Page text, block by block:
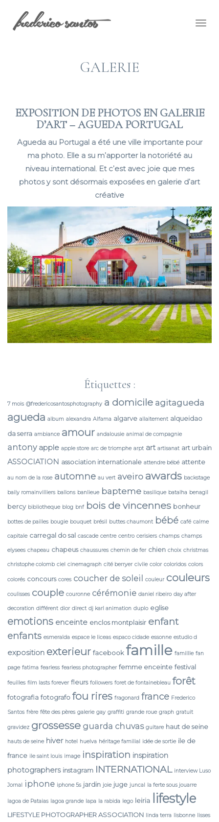
GALERIE
EXPOSITION DE PHOTOS EN GALERIE
D’ART – AGUEDA PORTUGAL
Agueda au Portugal a été une ville importante pour
ma photo. Elle a su m’apporter la notoriété au
niveau international. Et c’est avec joie que mes
photos y sont désormais exposées en galerie d’art
créative
Étiquettes :
7 mois @fredericosantosphotography a domicile agitagueda
agueda album alexandra Alfama algarve allaitement alqueidao
da serra ambiance amour andalousie animal de compagnie
antony apple apple store arc de triomphe arpt art artisanat art urbain
ASSOCIATION association internationale attendre bébé attente
au nom de la rose automne au vert aveiro awards backstage
baily romainvilliers ballons banlieue bapteme basilique batalha benagil
bercy bibliotheque blog bnf bois de vincennes bonheur
bottes de pailles bougie bouquet brésil buttes chaumont bébé café calme
capitale carregal do sal cascade centre centro cerisiers champs champs
elysees chapeau chapeus chaussures chemin de fer chien choix christmas
christophe colomb ciel cinemagraph cité berryer civile color coloridos colors
colorés concours cores coucher de soleil couleur couleurs
coulisses couple couronne cérémonie daniel ribeiro day after
decoration différent dior direct dj karl animation duplo eglise
emotions enceinte enclos montplaisir enfant
enfants esmeralda espace le liceas espaco cidade essonne estudio d
exposition exterieur facebook famille famillle fan
page fatima fearless fearless photographer femme enceinte festival
feuilles film lasts forever fleurs followers foret de fontainebleau forêt
fotografia fotografo fou rires fragonard france Frederico
Santos frère fête des pères galerie gay graffiti grande roue graph gratuit
gravidez grossesse guarda chuvas guitare haut de seine
hauts de seine hiver hotel huelva héritage familial idée de sortie ile de
france ile saint louis image inspiration inspiration
photographers instagram INTERNATIONAL interview Luso
Jornal iphone iphone 5s jardin joie juge juncal la ferte sous jouarre
lagoa de Pataias lagoa grande lapa la rabida lego leiria lifestyle
LIFESTYLE PHOTOGRAPHER ASSOCIATION linda terra lisbonne lisses